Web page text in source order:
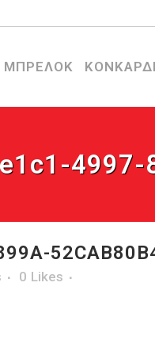
ΜΠΡΕΛΟΚ
4997-
0 Likes